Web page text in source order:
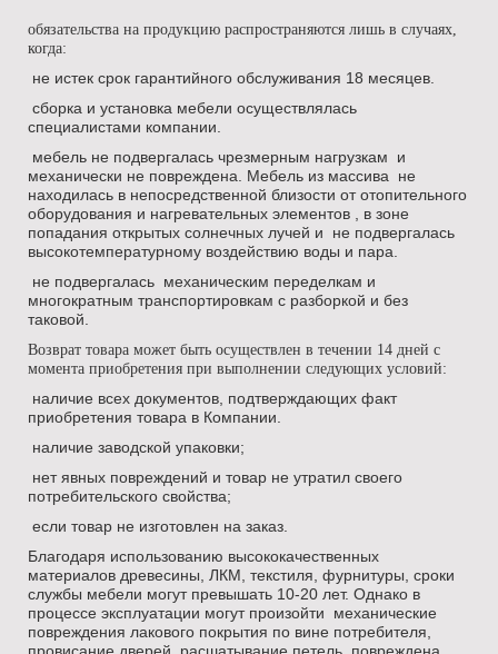
обязательства на продукцию распространяются лишь в случаях,
когда:
не истек срок гарантийного обслуживания 18 месяцев.
сборка и установка мебели осуществлялась
специалистами компании.
мебель не подвергалась чрезмерным нагрузкам и
механически не повреждена. Мебель из массива не
находилась в непосредственной близости от отопительного
оборудования и нагревательных элементов , в зоне
попадания открытых солнечных лучей и не подвергалась
высокотемпературному воздействию воды и пара.
не подвергалась механическим переделкам и
многократным транспортировкам с разборкой и без
таковой.
Возврат товара может быть осуществлен в течении 14 дней с
момента приобретения при выполнении следующих условий:
наличие всех документов, подтверждающих факт
приобретения товара в Компании.
наличие заводской упаковки;
нет явных повреждений и товар не утратил своего
потребительского свойства;
если товар не изготовлен на заказ.
Благодаря использованию высококачественных
материалов древесины, ЛКМ, текстиля, фурнитуры, сроки
службы мебели могут превышать 10-20 лет. Однако в
процессе эксплуатации могут произойти механические
повреждения лакового покрытия по вине потребителя,